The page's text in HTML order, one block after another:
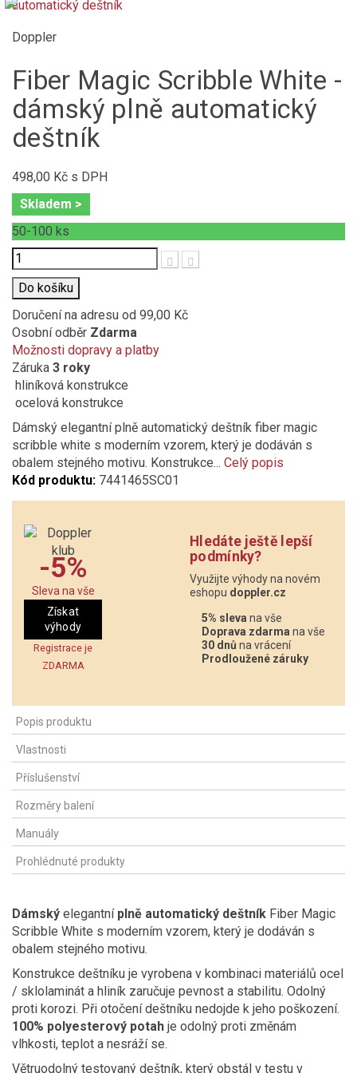
Doppler
Fiber Magic Scribble White -
dámský plně automatický
deštník
498,00 Kč s DPH
Skladem >
50-100 ks
Počet
Do košíku
Doručení na adresu od 99,00 Kč
Osobní odběr Zdarma
Možnosti dopravy a platby
Záruka 3 roky
hliníková konstrukce
ocelová konstrukce
Dámský elegantní plně automatický deštník fiber magic
scribble white s moderním vzorem, který je dodáván s
obalem stejného motivu. Konstrukce... Celý popis
Kód produktu: 7441465SC01
-5%
Sleva na vše
Získat
výhody
Registrace je
ZDARMA
Hledáte ještě lepší
podmínky?
Využijte výhody na novém
eshopu doppler.cz
5% sleva na vše
Doprava zdarma na vše
30 dnů na vrácení
Prodloužené záruky
Popis produktu
Vlastnosti
Příslušenství
Rozměry balení
Manuály
Prohlédnuté produkty
Dámský elegantní plně automatický deštník Fiber Magic
Scribble White s moderním vzorem, který je dodáván s
obalem stejného motivu.
Konstrukce deštníku je vyrobena v kombinaci materiálů ocel
/ sklolaminát a hliník zaručuje pevnost a stabilitu. Odolný
proti korozi. Při otočení deštníku nedojde k jeho poškození.
100% polyesterový potah je odolný proti změnám
vlhkosti, teplot a nesráží se.
Větruodolný testovaný deštník, který obstál v testu v